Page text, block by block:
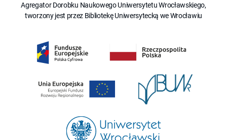
Agregator Dorobku Naukowego Uniwersytetu Wrocławskiego,
tworzony jest przez Bibliotekę Uniwersytecką we Wrocławiu